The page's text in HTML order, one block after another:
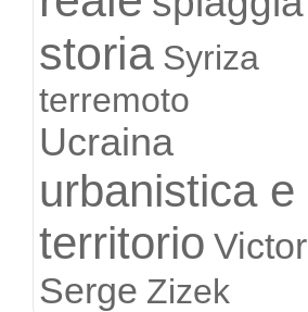
storia Syriza
terremoto
Ucraina
urbanistica e
territorio Victor
Serge Zizek